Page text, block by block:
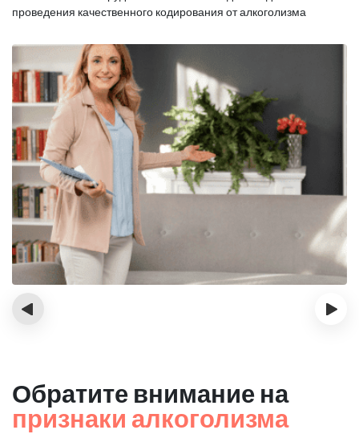
проведения качественного кодирования от алкоголизма
‹ ›
Обратите внимание на
признаки алкоголизма